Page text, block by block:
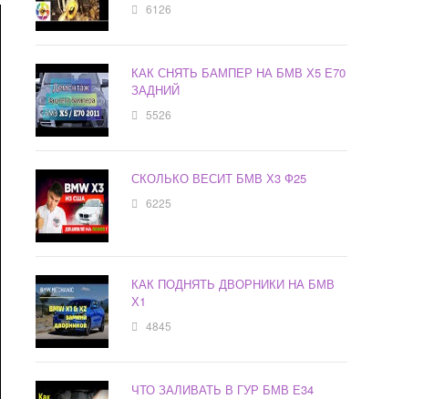
6126
КАК СНЯТЬ БАМПЕР НА БМВ Х5 Е70
ЗАДНИЙ
5526
СКОЛЬКО ВЕСИТ БМВ Х3 Ф25
6225
КАК ПОДНЯТЬ ДВОРНИКИ НА БМВ
Х1
4845
ЧТО ЗАЛИВАТЬ В ГУР БМВ Е34